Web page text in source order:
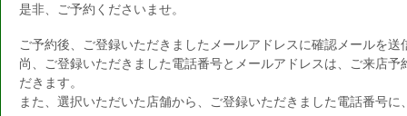
是非、ご予約くださいませ。
ご予約後、ご登録いただきましたメールアドレスに確認メールを送
尚、ご登録いただきました電話番号とメールアドレスは、ご来店
だきます。
また、選択いただいた店舗から、ご登録いただきました電話番号